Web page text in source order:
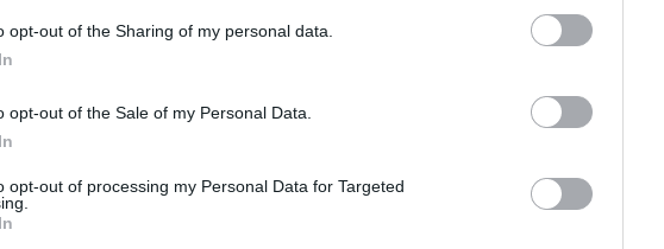
opt-out of the Sharing of my personal data.
opt-out of the Sale of my Personal Data.
opt-out of processing my Personal Data for Targeted
την απουσία του πρωθυπουργού Κυριάκου
Απαντώντας στις επικρίσεις, ο
επεσήμανε ότι η συνεδρίαση είχε
του χρονοδιαγράμματος και
θα συμμετάσχει στις επόμενες
06/08/26 - 17:21
φωτιάς στην Αγία
Η Γερουσία των